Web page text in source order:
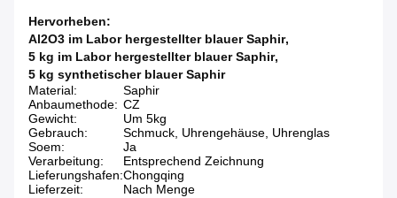
Hervorheben:
Al2O3 im Labor hergestellter blauer Saphir,
5 kg im Labor hergestellter blauer Saphir,
5 kg synthetischer blauer Saphir
Material:
Saphir
Anbaumethode: CZ
Gewicht:
Um 5kg
Gebrauch:
Schmuck, Uhrengehäuse, Uhrenglas
Soem:
Ja
Verarbeitung:
Entsprechend Zeichnung
Lieferungshafen:Chongqing
Lieferzeit:
Nach Menge